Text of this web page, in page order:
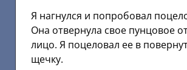
Я нагнулся и попробовал
Она отвернула свое пунцовое
лицо. Я поцеловал ее в
щечку.